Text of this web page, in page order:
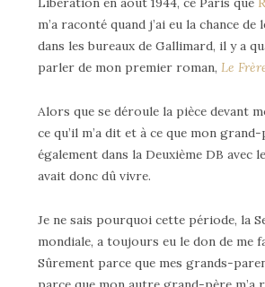
m’a raconté quand j’ai eu la chance
dans les bureaux de Gallimard, il y a
parler de mon premier roman, Le
Alors que se déroule la pièce devant
ce qu’il m’a dit et à ce que mon
également dans la Deuxième DB avec
avait donc dû vivre.
Je ne sais pourquoi cette période, la
mondiale, a toujours eu le don de me
Sûrement parce que mes grands-